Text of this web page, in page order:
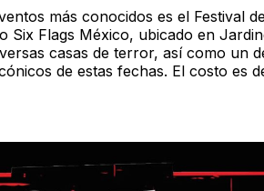
más conocidos es el Festival
Six Flags México, ubicado en
casas de terror, así como un
de estas fechas. El costo es